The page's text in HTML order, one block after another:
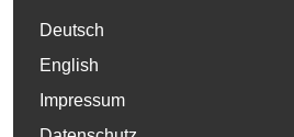
Deutsch
English
Impressum